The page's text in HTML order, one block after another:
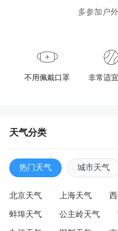
多参加户
不用佩戴口罩 非常适
天气分类
热门天气 城市天气
北京天气 上海天气
蚌埠天气 公主岭天气